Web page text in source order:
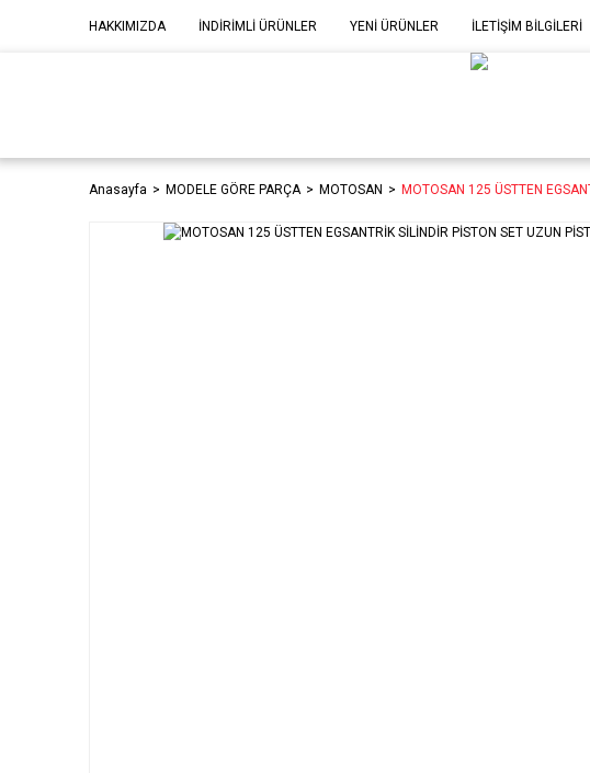
HAKKIMIZDA İNDİRİMLİ ÜRÜNLER YENİ ÜRÜNLER İLETİŞİM BİLGİLERİ
Anasayfa MODELE GÖRE PARÇA MOTOSAN MOTOSAN 125 ÜSTTEN